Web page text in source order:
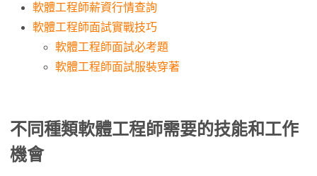
軟體工程師薪資行情查詢
軟體工程師面試實戰技巧
軟體工程師面試必考題
軟體工程師面試服裝穿著
不同種類軟體工程師需要的技能和工作
機會